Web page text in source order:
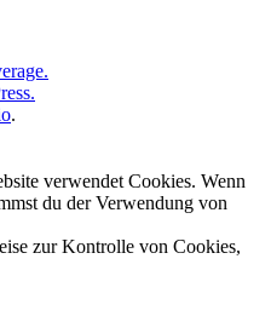
.
verwendet Cookies. Wenn
du der Verwendung von
zur Kontrolle von Cookies,